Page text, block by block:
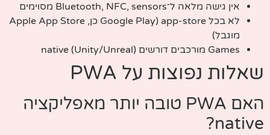
אין גישה מלאה ל־Bluetooth, NFC, sensors מסוימים
לא בכל app-store (Google Play כן, Apple App Store
מוגבל)
Games מורכבים דורשים native (Unity/Unreal)
שאלות נפוצות על PWA
האם PWA טובה יותר מאפליקציה
native?